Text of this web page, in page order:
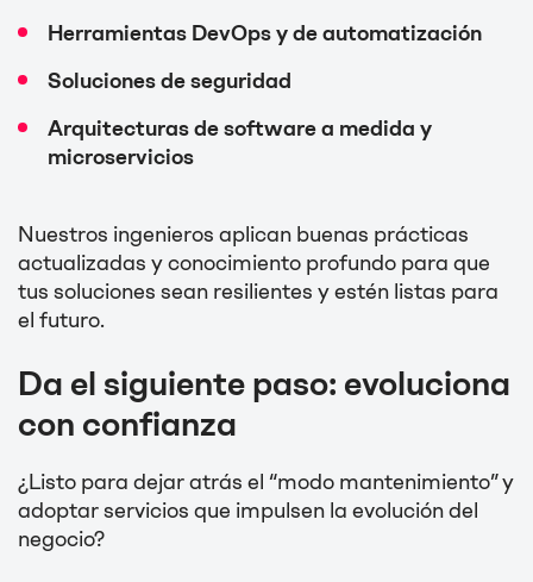
Herramientas DevOps y de automatización
Soluciones de seguridad
Arquitecturas de software a medida y
microservicios
Nuestros ingenieros aplican buenas prácticas
actualizadas y conocimiento profundo para que
tus soluciones sean resilientes y estén listas para
el futuro.
Da el siguiente paso: evoluciona
con confianza
¿Listo para dejar atrás el “modo mantenimiento” y
adoptar servicios que impulsen la evolución del
negocio?